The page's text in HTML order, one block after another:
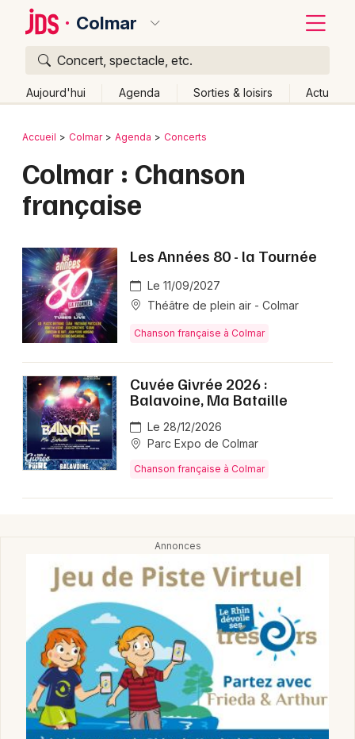
Colmar
Concert, spectacle, etc.
Aujourd'hui Agenda Sorties & loisirs Actu
Publier un événement
Activité & Expérience
Manifestations
Spectacles
Concerts
Sports
Soirées
Expos
Sorties & loisirs
Chanson française dans le Haut-Rhin
Chanson française en Alsace
Chanson française dans le Grand Est
Bordeaux
Colmar
Lyon
Marseille
Mulhouse
Montpellier
Nantes
Nice
Paris
Retour
Accueil Colmar Agenda Concerts
Colmar : Chanson
française
Les Années 80 - la Tournée
Le 11/09/2027
Théâtre de plein air - Colmar
Chanson française à Colmar
Cuvée Givrée 2026 :
Balavoine, Ma Bataille
Le 28/12/2026
Parc Expo de Colmar
Chanson française à Colmar
Quoi ?
Où ?
Près de moi
Changer de lieu
Quand ?